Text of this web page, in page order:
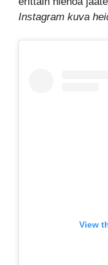
Instagram kuva
View